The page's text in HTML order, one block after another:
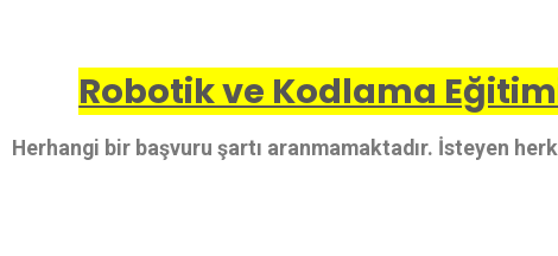
Robotik ve Kodlama
Herhangi bir başvuru şartı aranmamaktadır. İsteyen